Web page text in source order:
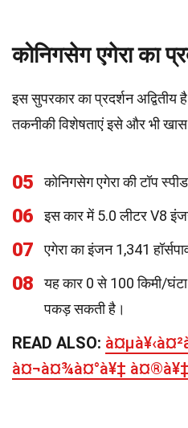
कोनिगसेग एगेरा का
इस सुपरकार का प्रदर्शन
तकनीकी विशेषताएं इसे और भी खास
05 कोनिगसेग एगेरा की टॉप
06 इस कार में 5.0 लीटर V8
07 एगेरा का इंजन 1,341
08
यह कार 0 से 100 किमी/
पकड़ सकती है।
READ ALSO:
à¤¬à¤¾à¤°à¥‡